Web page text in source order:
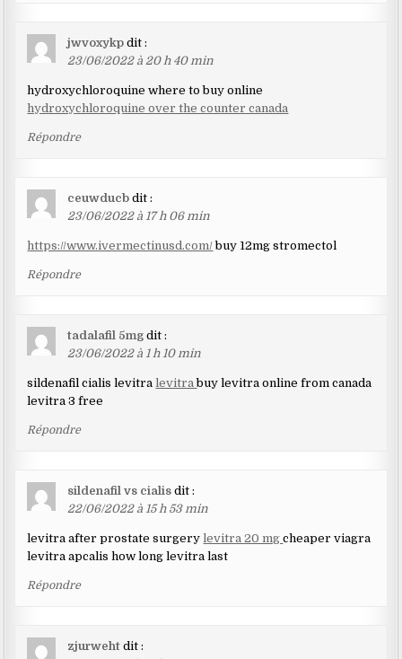
jwvoxykp dit :
23/06/2022 à 20 h 40 min
hydroxychloroquine where to buy online
hydroxychloroquine over the counter canada
Répondre
ceuwducb dit :
23/06/2022 à 17 h 06 min
https://www.ivermectinusd.com/buy 12mg stromectol
Répondre
tadalafil 5mg dit :
23/06/2022 à 1 h 10 min
sildenafil cialis levitra levitrabuy levitra online from canada
levitra 3 free
Répondre
sildenafil vs cialis dit :
22/06/2022 à 15 h 53 min
levitra after prostate surgerylevitra 20 mgcheaper viagra
levitra apcalis how long levitra last
Répondre
zjurweht dit :